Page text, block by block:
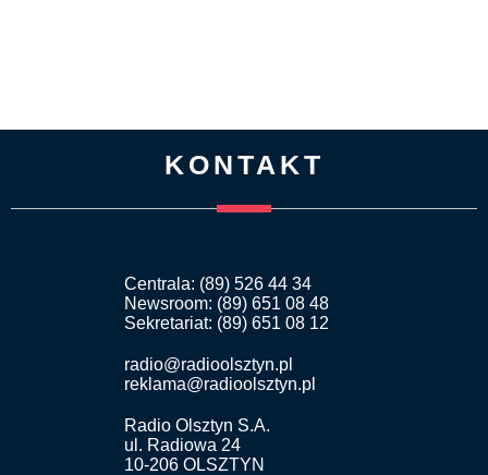
KONTAKT
Centrala: (89) 526 44 34
Newsroom: (89) 651 08 48
Sekretariat: (89) 651 08 12
radio@radioolsztyn.pl
reklama@radioolsztyn.pl
Radio Olsztyn S.A.
ul. Radiowa 24
10-206 OLSZTYN